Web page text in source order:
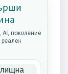
AI, поколение